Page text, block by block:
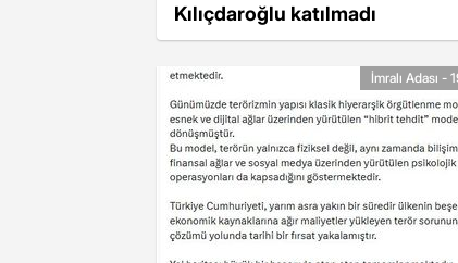
Kılıçdaroğlu katılmadı
İmralı Adası -